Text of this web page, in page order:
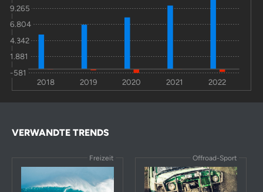
2018 2019 2020 2021 2022
9.265
6.804
4.342
1.881
-581
VERWANDTE TRENDS
Freizeit Offroad-Sport